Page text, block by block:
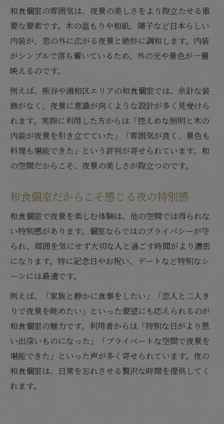
和食個室の雰囲気は、夜景の美しさをより際立たせる重
要な要素です。木の温もりや和紙、障子など日本らしい
内装が、窓の外に広がる夜景と絶妙に調和します。内装
がシンプルで落ち着いているため、外の光や景色が一層
映えるのです。
例えば、熊谷や浦和区エリアの和食個室では、余計な装
飾がなく、夜景に意識が向くような設計が多く見受けら
れます。実際に利用した方からは「控えめな照明と木の
内装が夜景を引き立てていた」「雰囲気が良く、景色も
料理も堪能できた」という評判が寄せられています。和
の空間だからこそ、夜景の美しさが際立つのです。
和食個室だからこそ感じる夜の特別感
和食個室で夜景を楽しむ体験は、他の空間では得られな
い特別感があります。個室ならではのプライバシーが守
られ、周囲を気にせず大切な人と過ごす時間がより濃密
になります。特に記念日やお祝い、デートなど特別なシ
ーンには最適です。
例えば、「家族と静かに食事をしたい」「恋人と二人き
りで夜景を眺めたい」といった要望にも応えられるのが
和食個室の魅力です。利用者からは「特別な日がより思
い出深いものになった」「プライベートな空間で夜景を
堪能できた」といった声が多く寄せられています。夜の
和食個室は、日常を忘れさせる贅沢な時間を提供してく
れます。